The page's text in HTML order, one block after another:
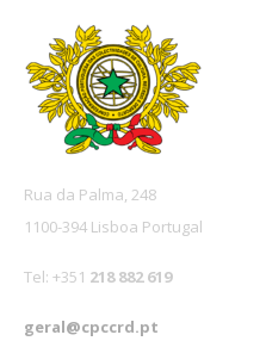
Rua da Palma, 248
1100-394 Lisboa Portugal
Tel: +351 218 882 619
geral@cpccrd.pt